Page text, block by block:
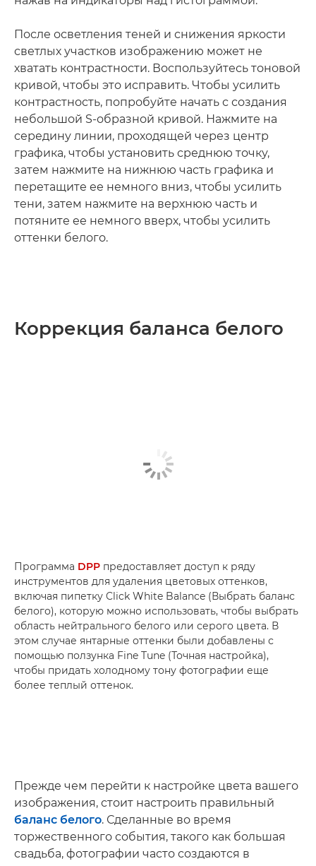
После осветления теней и снижения яркости
светлых участков изображению может не
хватать контрастности. Воспользуйтесь тоновой
кривой, чтобы это исправить. Чтобы усилить
контрастность, попробуйте начать с создания
небольшой S-образной кривой. Нажмите на
середину линии, проходящей через центр
графика, чтобы установить среднюю точку,
затем нажмите на нижнюю часть графика и
перетащите ее немного вниз, чтобы усилить
тени, затем нажмите на верхнюю часть и
потяните ее немного вверх, чтобы усилить
оттенки белого.
Коррекция баланса белого
Программа DPP предоставляет доступ к ряду
инструментов для удаления цветовых оттенков,
включая пипетку Click White Balance (Выбрать баланс
белого), которую можно использовать, чтобы выбрать
область нейтрального белого или серого цвета. В
этом случае янтарные оттенки были добавлены с
помощью ползунка Fine Tune (Точная настройка),
чтобы придать холодному тону фотографии еще
более теплый оттенок.
Прежде чем перейти к настройке цвета вашего
изображения, стоит настроить правильный
баланс белого. Сделанные во время
торжественного события, такого как большая
свадьба, фотографии часто создаются в